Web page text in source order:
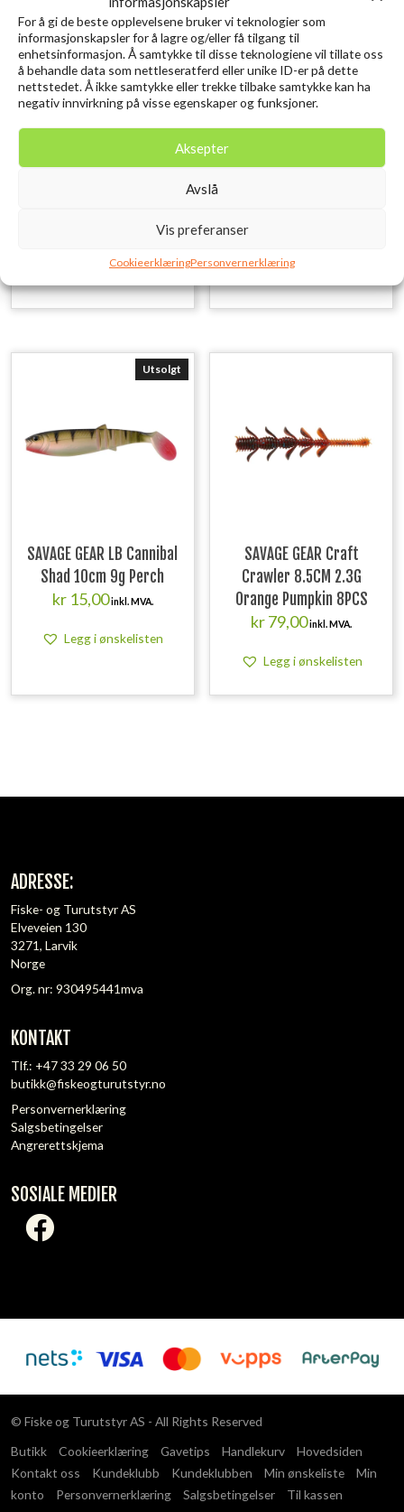
For å gi de beste opplevelsene bruker vi teknologier som
informasjonskapsler for å lagre og/eller få tilgang til
enhetsinformasjon. Å samtykke til disse teknologiene vil tillate oss
å behandle data som nettleseratferd eller unike ID-er på dette
nettstedet. Å ikke samtykke eller trekke tilbake samtykke kan ha
negativ innvirkning på visse egenskaper og funksjoner.
Aksepter
Avslå
Vis preferanser
CookieerklæringPersonvernerklæring
SAVAGE GEAR Lurebox 4A
SAVAGE GEAR 3D Needle Jig
kr
Utsolgt
SAVAGE GEAR LB Cannibal
Shad 10cm 9g Perch
kr15,00inkl. MVA.
Legg i ønskelisten
SAVAGE GEAR Craft
Crawler 8.5CM 2.3G
Orange Pumpkin 8PCS
kr79,00inkl. MVA.
Legg i ønskelisten
ADRESSE:
Fiske- og Turutstyr AS
Elveveien 130
3271, Larvik
Norge
Org. nr: 930495441mva
KONTAKT
Tlf.: +47 33 29 06 50
butikk@fiskeogturutstyr.no
Personvernerklæring
Salgsbetingelser
Angrerettskjema
SOSIALE MEDIER
© Fiske og Turutstyr AS - All Rights Reserved
Butikk
Cookieerklæring Gavetips Handlekurv
Hovedsiden
Kontakt oss
Kundeklubb Kundeklubben Min ønskeliste
Min
konto
Personvernerklæring Salgsbetingelser
Til kassen